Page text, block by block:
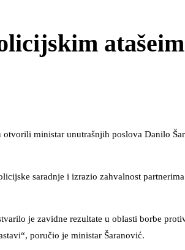
ministar unutrašnjih poslova Danilo
saradnje i izrazio zahvalnost
je zavidne rezultate u oblasti borbe
poručio je ministar Šaranović.